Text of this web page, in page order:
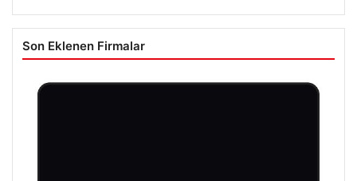
Son Eklenen Firmalar